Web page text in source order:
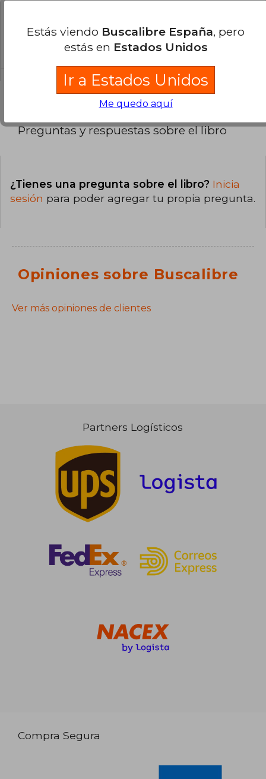
La encuadernación de esta edición es Tapa
Preguntas y respuestas sobre el libro
¿Tienes una pregunta sobre el libro? Inicia
sesión para poder agregar tu propia pregunta.
Opiniones sobre Buscalibre
Ver más opiniones de clientes
Partners Logísticos
Compra Segura
Estás viendo Buscalibre España, pero
estás en Estados Unidos
Ir a Estados Unidos
Me quedo aquí